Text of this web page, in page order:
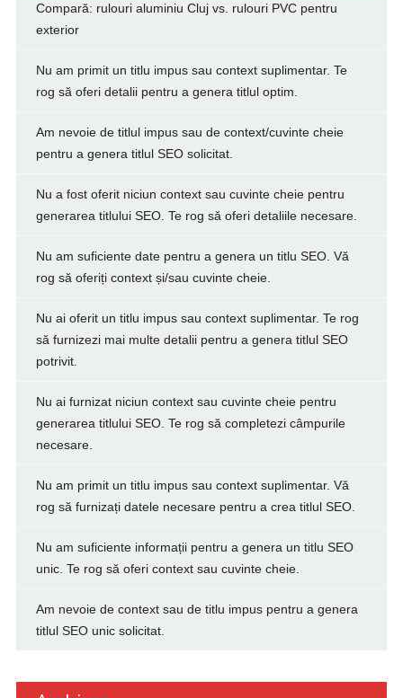
Compară: rulouri aluminiu Cluj vs. rulouri PVC pentru
exterior
Nu am primit un titlu impus sau context suplimentar. Te
rog să oferi detalii pentru a genera titlul optim.
Am nevoie de titlul impus sau de context/cuvinte cheie
pentru a genera titlul SEO solicitat.
Nu a fost oferit niciun context sau cuvinte cheie pentru
generarea titlului SEO. Te rog să oferi detaliile necesare.
Nu am suficiente date pentru a genera un titlu SEO. Vă
rog să oferiți context și/sau cuvinte cheie.
Nu ai oferit un titlu impus sau context suplimentar. Te rog
să furnizezi mai multe detalii pentru a genera titlul SEO
potrivit.
Nu ai furnizat niciun context sau cuvinte cheie pentru
generarea titlului SEO. Te rog să completezi câmpurile
necesare.
Nu am primit un titlu impus sau context suplimentar. Vă
rog să furnizați datele necesare pentru a crea titlul SEO.
Nu am suficiente informații pentru a genera un titlu SEO
unic. Te rog să oferi context sau cuvinte cheie.
Am nevoie de context sau de titlu impus pentru a genera
titlul SEO unic solicitat.